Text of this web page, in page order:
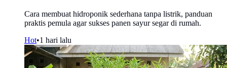
Cara membuat hidroponik sederhana tanpa listrik, panduan
praktis pemula agar sukses panen sayur segar di rumah.
Hot•1 hari lalu